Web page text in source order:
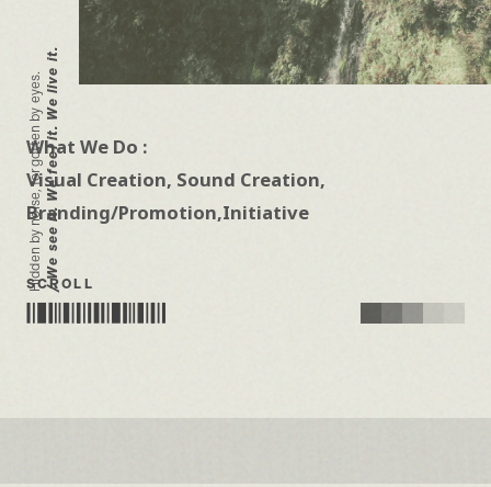
Hidden by noise, forgotten by eyes./ We see it. We feel it. We live it.
What We Do :
Visual Creation, Sound Creation,
Branding/Promotion,Initiative
SCROLL